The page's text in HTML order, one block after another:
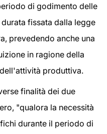
di godimento delle
fissata dalla legge
prevedendo anche una
in ragione della
produttiva.
finalità dei due
"qualora la necessità
durante il periodo di